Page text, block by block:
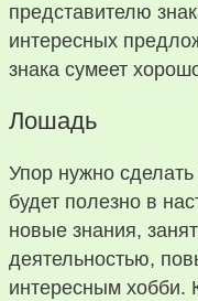
представителю
интересных
знака сумеет
Лошадь
Упор нужно
будет полезно в
новые знания,
деятельностью,
интересным хобби.